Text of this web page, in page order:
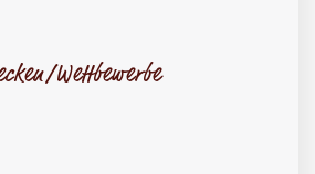
Wettbewerbe